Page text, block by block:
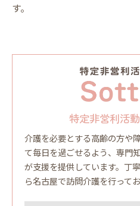
す。
特定非営利活
介護を必要とする高齢の方や
て毎日を過ごせるよう、専門
が支援を提供しています。丁
ら名古屋で訪問介護を行ってお